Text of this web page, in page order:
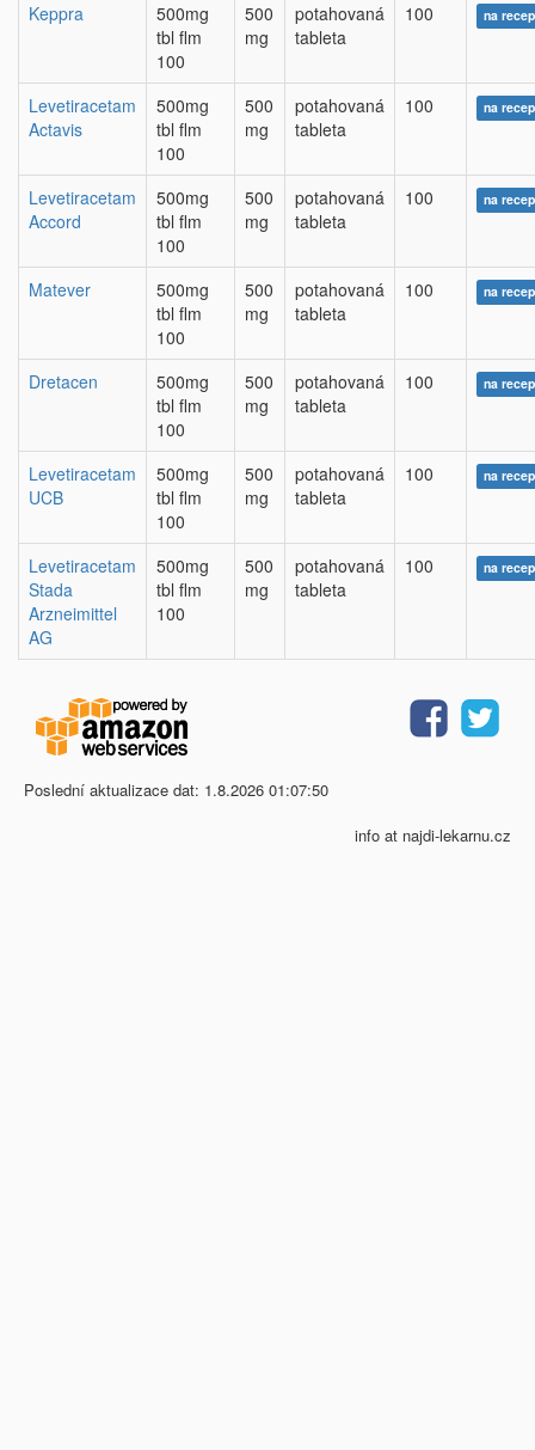
Keppra
500mg
tbl flm
100
500
mg
potahovaná
tableta
100 na
Levetiracetam
Actavis
500mg
tbl flm
100
500
mg
potahovaná
tableta
100 na
Levetiracetam
Accord
500mg
tbl flm
100
500
mg
potahovaná
tableta
100 na
Matever
500mg
tbl flm
100
500
mg
potahovaná
tableta
100 na
Dretacen
500mg
tbl flm
100
500
mg
potahovaná
tableta
100 na
Levetiracetam
UCB
500mg
tbl flm
100
500
mg
potahovaná
tableta
100 na
Levetiracetam
Stada
Arzneimittel
AG
500mg
tbl flm
100
500
mg
potahovaná
tableta
100 na
Poslední aktualizace dat: 1.8.2026 01:07:50
info at najdi-lekarnu.cz